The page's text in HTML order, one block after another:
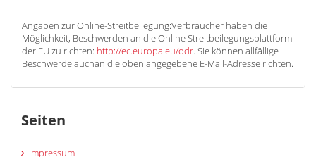
Angaben zur Online-Streitbeilegung:Verbraucher haben die
Möglichkeit, Beschwerden an die Online Streitbeilegungsplattform
der EU zu richten: http://ec.europa.eu/odr. Sie können allfällige
Beschwerde auchan die oben angegebene E-Mail-Adresse richten.
Seiten
Impressum